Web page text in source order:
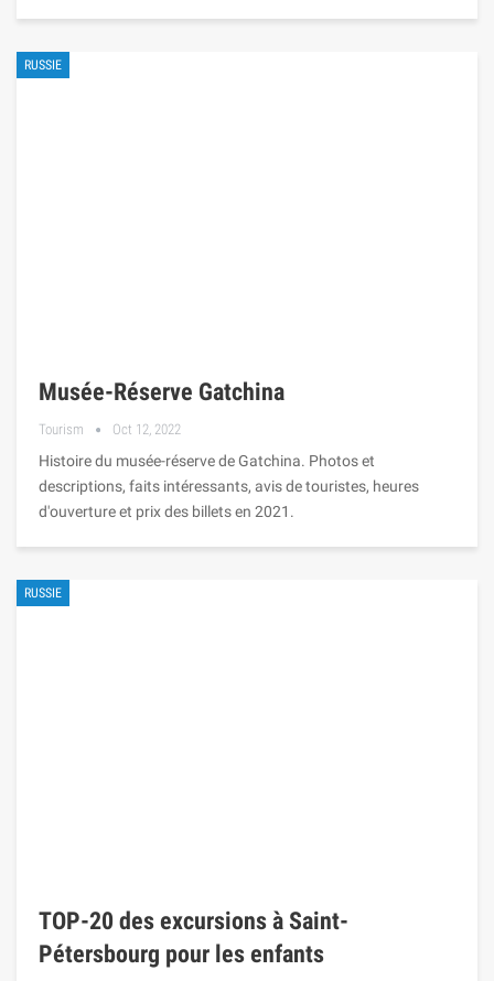
RUSSIE
Musée-Réserve Gatchina
Tourism Oct 12, 2022
Histoire du musée-réserve de Gatchina. Photos et
descriptions, faits intéressants, avis de touristes, heures
d'ouverture et prix des billets en 2021.
RUSSIE
TOP-20 des excursions à Saint-
Pétersbourg pour les enfants